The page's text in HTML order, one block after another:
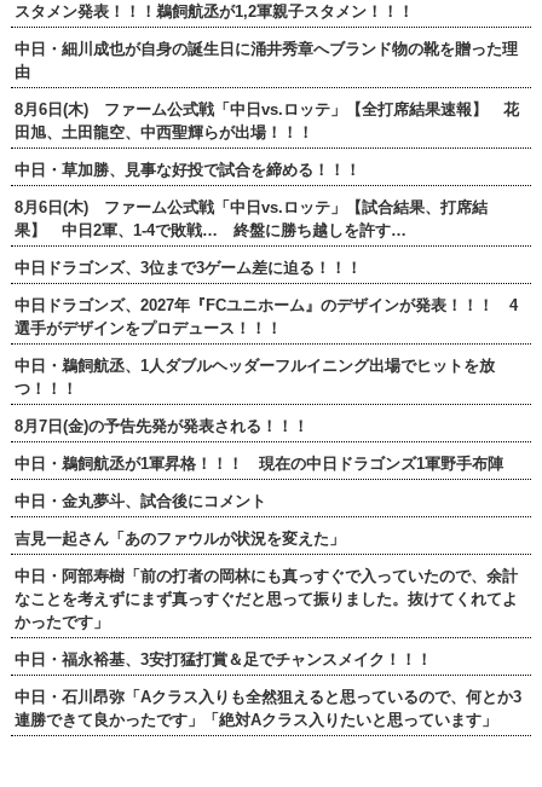
スタメン発表！！！鵜飼航丞が1,2軍親子スタメン！！！
中日・細川成也が自身の誕生日に涌井秀章へブランド物の靴を贈った理
由
8月6日(木) ファーム公式戦「中日vs.ロッテ」【全打席結果速報】 花
田旭、土田龍空、中西聖輝らが出場！！！
中日・草加勝、見事な好投で試合を締める！！！
8月6日(木) ファーム公式戦「中日vs.ロッテ」【試合結果、打席結
果】 中日2軍、1-4で敗戦… 終盤に勝ち越しを許す…
中日ドラゴンズ、3位まで3ゲーム差に迫る！！！
中日ドラゴンズ、2027年『FCユニホーム』のデザインが発表！！！ 4
選手がデザインをプロデュース！！！
中日・鵜飼航丞、1人ダブルヘッダーフルイニング出場でヒットを放
つ！！！
8月7日(金)の予告先発が発表される！！！
中日・鵜飼航丞が1軍昇格！！！ 現在の中日ドラゴンズ1軍野手布陣
中日・金丸夢斗、試合後にコメント
吉見一起さん「あのファウルが状況を変えた」
中日・阿部寿樹「前の打者の岡林にも真っすぐで入っていたので、余計
なことを考えずにまず真っすぐだと思って振りました。抜けてくれてよ
かったです」
中日・福永裕基、3安打猛打賞＆足でチャンスメイク！！！
中日・石川昂弥「Aクラス入りも全然狙えると思っているので、何とか3
連勝できて良かったです」「絶対Aクラス入りたいと思っています」